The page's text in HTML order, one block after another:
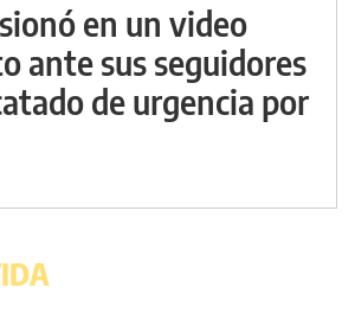
en un video
ante sus seguidores
de urgencia por